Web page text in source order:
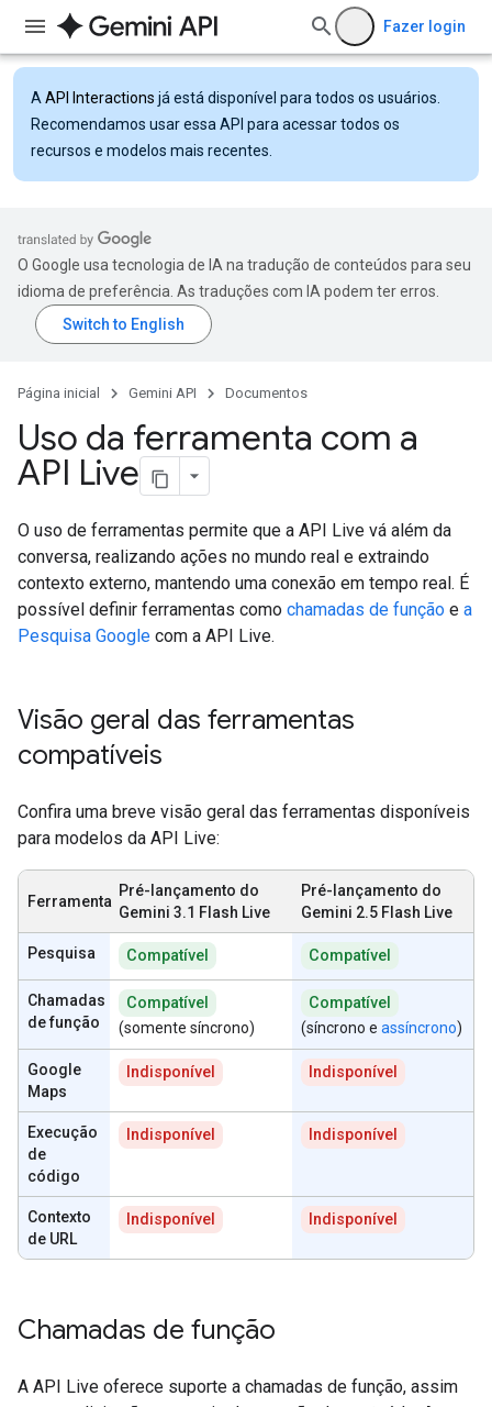
Fazer login
A API Interactions já está disponível para todos os usuários.
Recomendamos usar essa API para acessar todos os
recursos e modelos mais recentes.
O Google usa tecnologia de IA na tradução de conteúdos para seu
idioma de preferência. As traduções com IA podem ter erros.
Página inicial Gemini API Documentos
Uso da ferramenta com a
API Live
O uso de ferramentas permite que a API Live vá além da
conversa, realizando ações no mundo real e extraindo
contexto externo, mantendo uma conexão em tempo real. É
possível definir ferramentas como chamadas de função e a
Pesquisa Google com a API Live.
Visão geral das ferramentas
compatíveis
Confira uma breve visão geral das ferramentas disponíveis
para modelos da API Live:
Ferramenta
Pré-lançamento do
Gemini 3.1 Flash Live
Pré-lançamento do
Gemini 2.5 Flash Live
Pesquisa Compatível Compatível
Chamadas
de função
Compatível
(somente síncrono)
Compatível
(síncrono e assíncrono)
Google
Maps
Indisponível Indisponível
Execução
de
código
Indisponível Indisponível
Contexto
de URL
Indisponível Indisponível
Chamadas de função
A API Live oferece suporte a chamadas de função, assim